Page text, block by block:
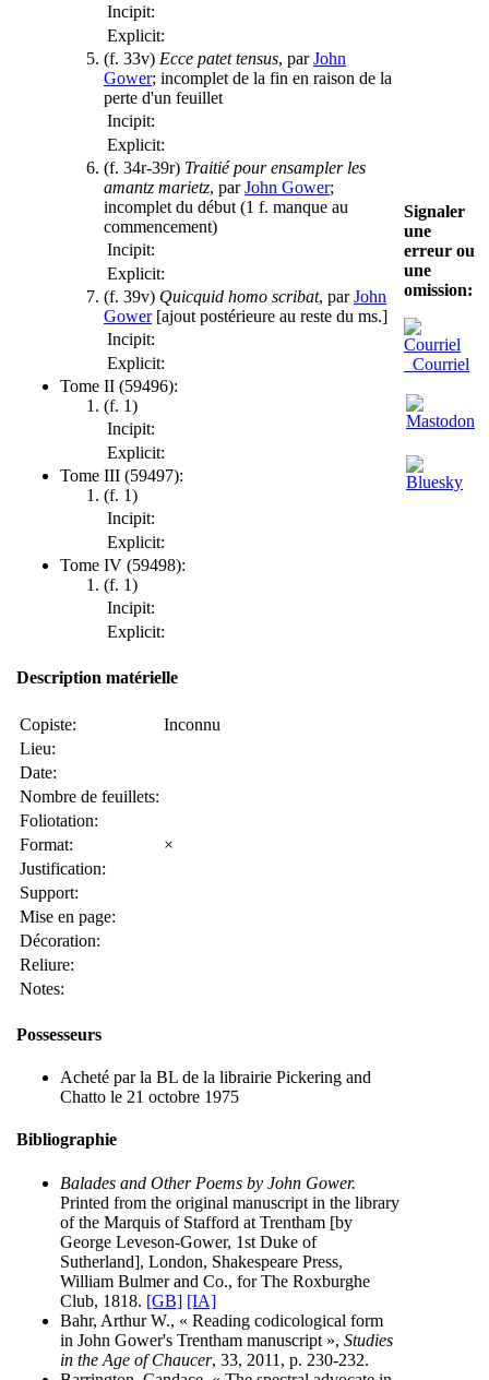
Incipit:
Explicit:
(f. 33v) Ecce patet tensus, parJohn
Gower; incomplet de la fin en raison de la
perte d'un feuillet
Incipit:
Explicit:
(f. 34r-39r) Traitié pour ensampler les
amantz marietz, parJohn Gower;
incomplet du début (1 f. manque au
commencement)
Incipit:
Explicit:
(f. 39v) Quicquid homo scribat, parJohn
Gower[ajout postérieure au reste du ms.]
Incipit:
Explicit:
Tome II (59496):
(f. 1)
Incipit:
Explicit:
Tome III (59497):
(f. 1)
Incipit:
Explicit:
Tome IV (59498):
(f. 1)
Incipit:
Explicit:
Description matérielle
Copiste:
Inconnu
Lieu:
Date:
Nombre de feuillets:
Foliotation:
Format:
×
Justification:
Support:
Mise en page:
Décoration:
Reliure:
Notes:
Possesseurs
Acheté par la BL de la librairie Pickering and
Chatto le 21 octobre 1975
Bibliographie
Balades and Other Poems by John Gower.
Printed from the original manuscript in the library
of the Marquis of Stafford at Trentham [by
George Leveson-Gower, 1st Duke of
Sutherland], London, Shakespeare Press,
William Bulmer and Co., for The Roxburghe
Club, 1818. [GB] [IA]
Bahr, Arthur W., « Reading codicological form
in John Gower's Trentham manuscript », Studies
in the Age of Chaucer, 33, 2011, p. 230-232.
Signaler
une
erreur ou
une
omission:
Courriel